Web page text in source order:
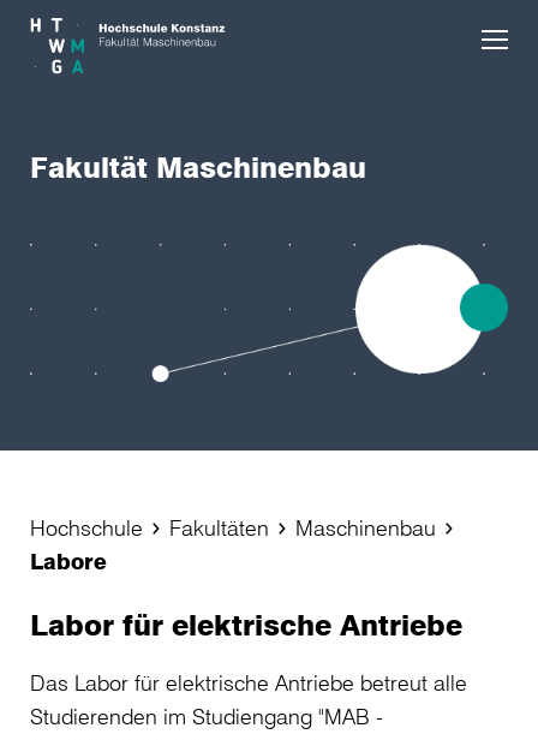
Skip to main content
Fakultät Maschinenbau
Hochschule Fakultäten
Maschinenbau
Labore
Labor für elektrische Antriebe
Das Labor für elektrische Antriebe betreut alle
Studierenden im Studiengang "MAB -